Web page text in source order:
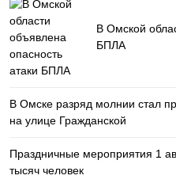
В Омской
БПЛА
В Омске разряд молнии стал
на улице Гражданской
Праздничные мероприятия 1
тысяч человек